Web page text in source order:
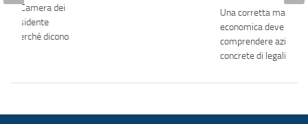
Una corretta manovra
economica deve
comprendere azioni
concrete di legalità
alla Camera dei
Presidente
perché dicono